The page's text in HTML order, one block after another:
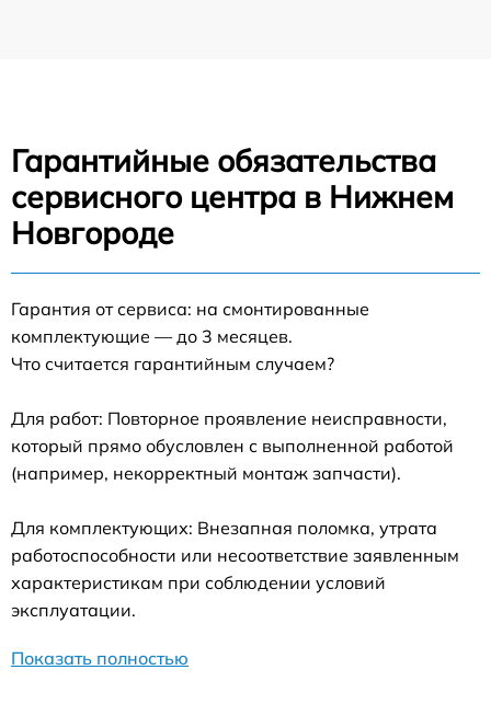
Гарантийные обязательства
сервисного центра в Нижнем
Новгороде
Гарантия от сервиса: на смонтированные
комплектующие — до 3 месяцев.
Что считается гарантийным случаем?
Для работ: Повторное проявление неисправности,
который прямо обусловлен с выполненной работой
(например, некорректный монтаж запчасти).
Для комплектующих: Внезапная поломка, утрата
работоспособности или несоответствие заявленным
характеристикам при соблюдении условий
эксплуатации.
Показать полностью